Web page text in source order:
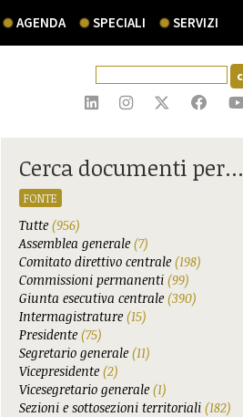
AGENDA SPECIALI SERVIZI
Cerca documenti per...
FONTE
Tutte(956)
Assemblea generale(7)
Comitato direttivo centrale(198)
Commissioni permanenti (99)
Giunta esecutiva centrale(390)
Intermagistrature(15)
Presidente(75)
Segretario generale(11)
Vicepresidente(2)
Vicesegretario generale(1)
Sezioni e sottosezioni territoriali (182)